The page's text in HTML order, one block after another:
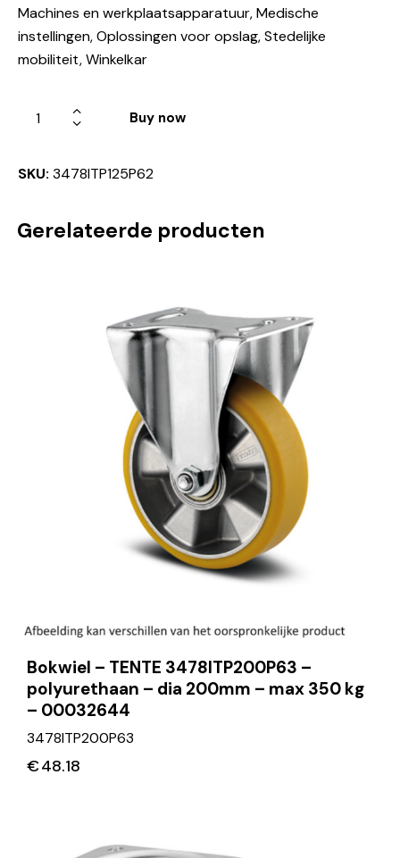
Machines en werkplaatsapparatuur, Medische
instellingen, Oplossingen voor opslag, Stedelijke
mobiliteit, Winkelkar
Buy now
SKU: 3478ITP125P62
Gerelateerde producten
Bokwiel – TENTE 3478ITP200P63 –
polyurethaan – dia 200mm – max 350 kg
– 00032644
3478ITP200P63
€48.18